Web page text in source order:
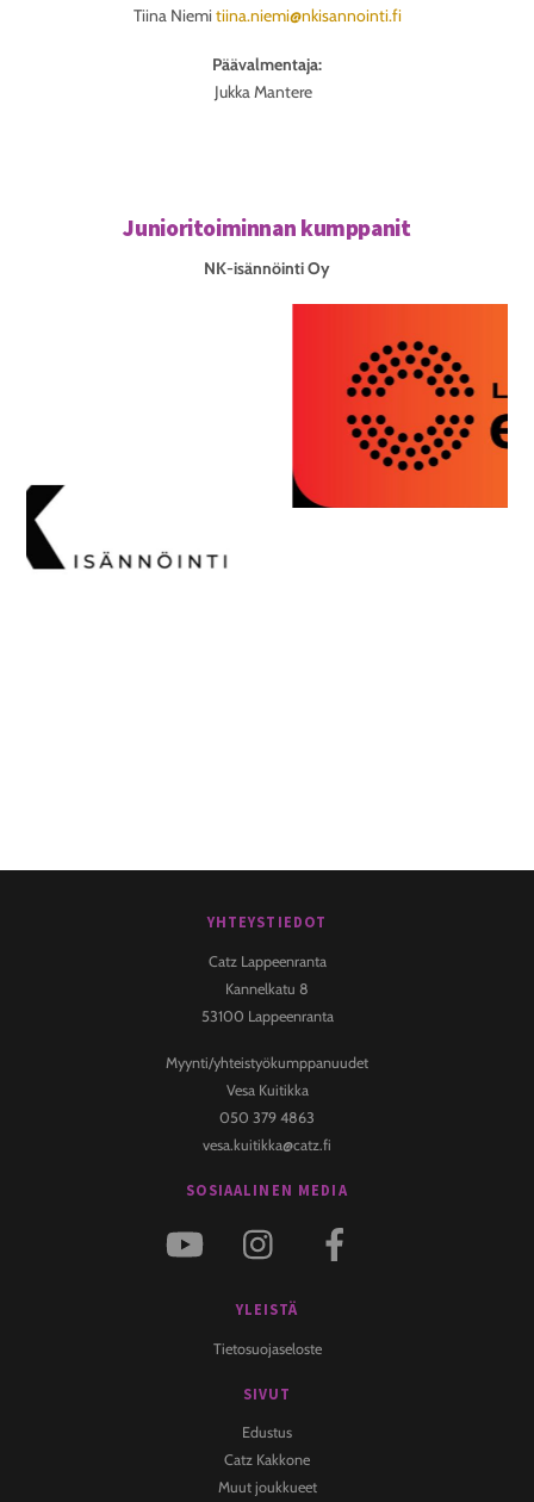
Tiina Niemi tiina.niemi@nkisannointi.fi
Päävalmentaja:
Jukka Mantere
Junioritoiminnan kumppanit
NK-isännöinti Oy
YHTEYSTIEDOT
Catz Lappeenranta
Kannelkatu 8
53100 Lappeenranta
Myynti/yhteistyökumppanuudet
Vesa Kuitikka
050 379 4863
vesa.kuitikka@catz.fi
SOSIAALINEN MEDIA
YLEISTÄ
Tietosuojaseloste
SIVUT
Edustus
Catz Kakkone
Muut joukkueet